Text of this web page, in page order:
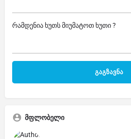
რამდენია ხუთს მიუმატოთ ხუთი ?
მფლობელი